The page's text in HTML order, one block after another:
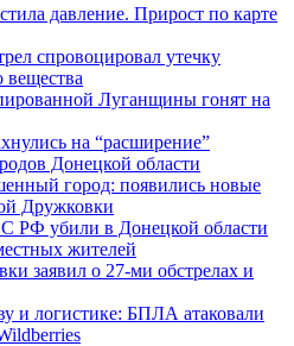
давление. Прирост по карте
спровоцировал утечку
вещества
Луганщины гонят на
на “расширение”
Донецкой области
город: появились новые
Дружковки
РФ убили в Донецкой области
жителей
заявил о 27-ми обстрелах и
и логистике: БПЛА атаковали